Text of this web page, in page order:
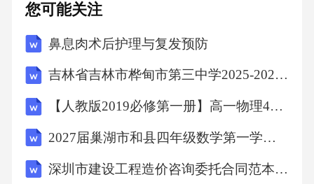
异、文化冲突和执行困难。中车需结合《涉外
民事关系法律适用法》和国际贸易惯例（如CIS
G），明确约定争议解决方式（仲裁优于诉讼，
一方拒绝仲裁，需确认合同是否约定“诉讼与仲
裁互斥”。若不互斥，可向法院起诉。-法律依
据：《民事诉讼法》第127条规定，仲裁机构无
您可能关注
鼻息肉术后护理与复发预防
吉林省吉林市桦甸市第三中学2025-2026学年第二学期八年级期末英语试题（文字版含答案）
【人教版2019必修第一册】高一物理4自由落体运动（教学设计）教案
2027届巢湖市和县四年级数学第一学期期末检测模拟试题含解析
深圳市建设工程造价咨询委托合同范本(范本)